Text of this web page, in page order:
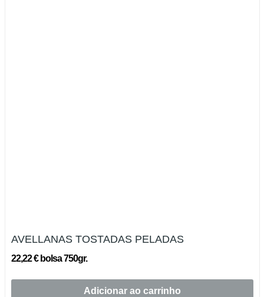
AVELLANAS TOSTADAS PELADAS
22,22 € bolsa 750gr.
Adicionar ao carrinho